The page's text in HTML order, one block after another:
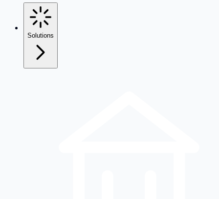
Solutions